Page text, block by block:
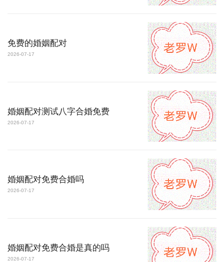
免费的婚姻配对
2026-07-17
婚姻配对测试八字合婚免费
2026-07-17
婚姻配对免费合婚吗
2026-07-17
婚姻配对免费合婚是真的吗
2026-07-17